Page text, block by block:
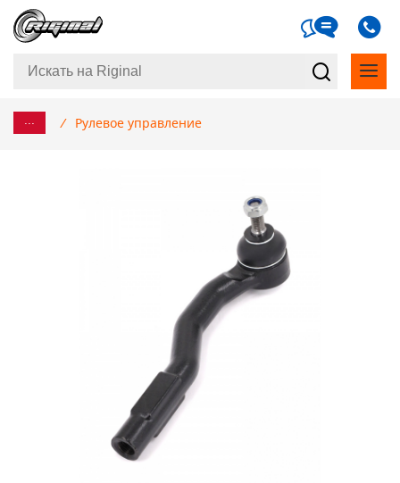
... / Рулевое управление